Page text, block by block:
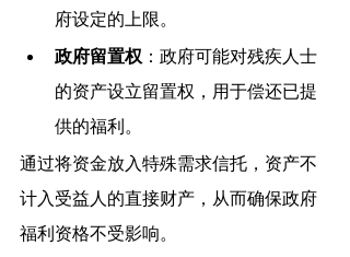
府设定的上限。
政府留置权 ：政府可能对残疾人士
的资产设立留置权，用于偿还已提
供的福利。
通过将资金放入特殊需求信托，资产不
计入受益人的直接财产，从而确保政府
福利资格不受影响。